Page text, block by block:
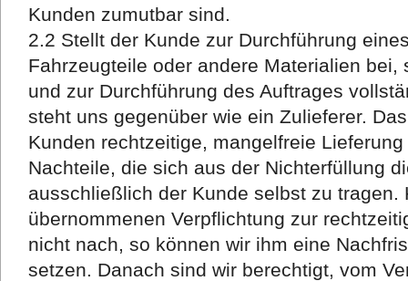
Kunden zumutbar sind.
2.2 Stellt der Kunde zur Durchführung
Fahrzeugteile oder andere Materialien
und zur Durchführung des Auftrages
steht uns gegenüber wie ein Zulieferer.
Kunden rechtzeitige, mangelfreie
Nachteile, die sich aus der Nichterfüllung
ausschließlich der Kunde selbst zu tragen.
übernommenen Verpflichtung zur
nicht nach, so können wir ihm eine
setzen. Danach sind wir berechtigt, vom